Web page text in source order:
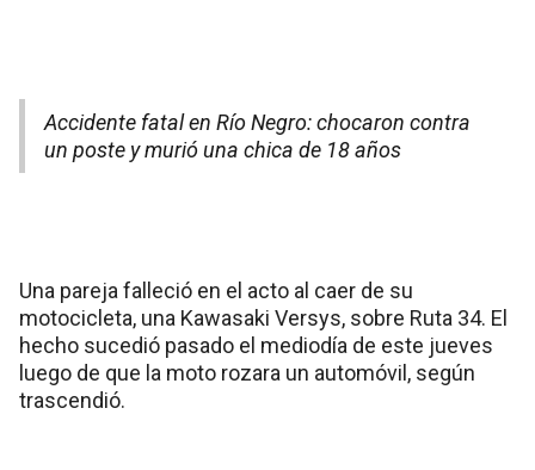
Accidente fatal en Río Negro: chocaron contra
un poste y murió una chica de 18 años
Una pareja falleció en el acto al caer de su
motocicleta, una Kawasaki Versys, sobre Ruta 34. El
hecho sucedió pasado el mediodía de este jueves
luego de que la moto rozara un automóvil, según
trascendió.